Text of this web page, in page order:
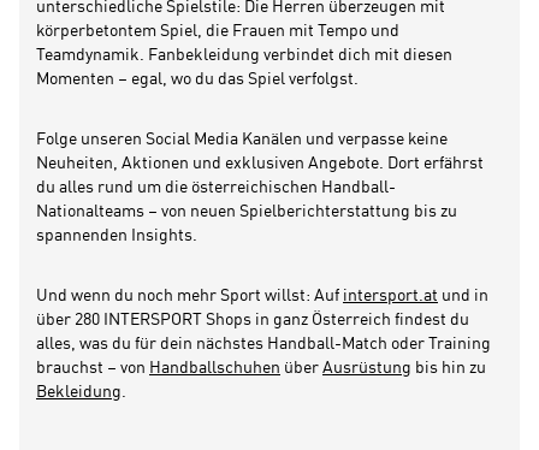
unterschiedliche Spielstile: Die Herren überzeugen mit
körperbetontem Spiel, die Frauen mit Tempo und
Teamdynamik. Fanbekleidung verbindet dich mit diesen
Momenten – egal, wo du das Spiel verfolgst.
Folge unseren Social Media Kanälen und verpasse keine
Neuheiten, Aktionen und exklusiven Angebote. Dort erfährst
du alles rund um die österreichischen Handball-
Nationalteams – von neuen Spielberichterstattung bis zu
spannenden Insights.
Und wenn du noch mehr Sport willst: Auf intersport.at und in
über 280 INTERSPORT Shops in ganz Österreich findest du
alles, was du für dein nächstes Handball-Match oder Training
brauchst – von Handballschuhen über Ausrüstung bis hin zu
Bekleidung